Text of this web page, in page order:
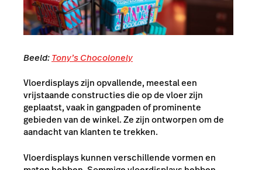
Beeld:Tony’s Chocolonely
Vloerdisplays zijn opvallende, meestal een
vrijstaande constructies die op de vloer zijn
geplaatst, vaak in gangpaden of prominente
gebieden van de winkel. Ze zijn ontworpen om de
aandacht van klanten te trekken.
Vloerdisplays kunnen verschillende vormen en